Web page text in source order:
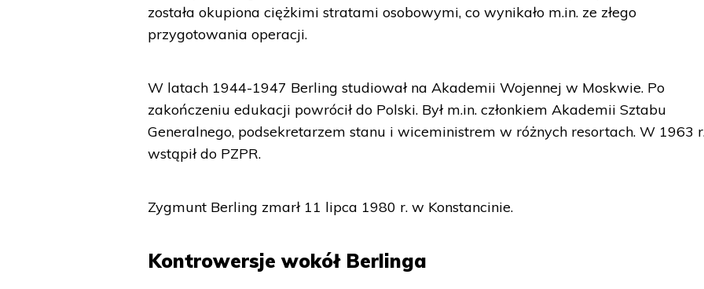
została okupiona ciężkimi stratami osobowymi, co wynikało m.in. ze złego
przygotowania operacji.
W latach 1944-1947 Berling studiował na Akademii Wojennej w Moskwie. Po
zakończeniu edukacji powrócił do Polski. Był m.in. członkiem Akademii Sztabu
Generalnego, podsekretarzem stanu i wiceministrem w różnych resortach. W 1963
wstąpił do PZPR.
Zygmunt Berling zmarł 11 lipca 1980 r. w Konstancinie.
Kontrowersje wokół Berlinga